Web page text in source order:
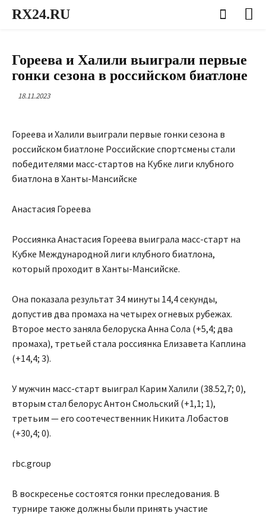
RX24.RU
Гореева и Халили выиграли первые
гонки сезона в российском биатлоне
18.11.2023
Гореева и Халили выиграли первые гонки сезона в
российском биатлоне Российские спортсмены стали
победителями масс-стартов на Кубке лиги клубного
биатлона в Ханты-Мансийске
Анастасия Гореева
Россиянка Анастасия Гореева выиграла масс-старт на
Кубке Международной лиги клубного биатлона,
который проходит в Ханты-Мансийске.
Она показала результат 34 минуты 14,4 секунды,
допустив два промаха на четырех огневых рубежах.
Второе место заняла белоруска Анна Сола (+5,4; два
промаха), третьей стала россиянка Елизавета Каплина
(+14,4; 3).
У мужчин масс-старт выиграл Карим Халили (38.52,7; 0),
вторым стал белорус Антон Смольский (+1,1; 1),
третьим — его соотечественник Никита Лобастов
(+30,4; 0).
rbc.group
В воскресенье состоятся гонки преследования. В
турнире также должны были принять участие